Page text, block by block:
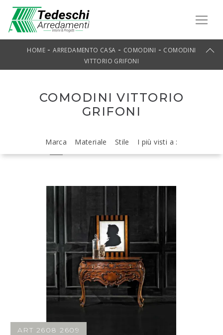
HOME -ARREDAMENTO CASA - COMODINI - COMODINI
VITTORIO GRIFONI
COMODINI VITTORIO
GRIFONI
Marca Materiale Stile I più visti a :
ART 2608 2609